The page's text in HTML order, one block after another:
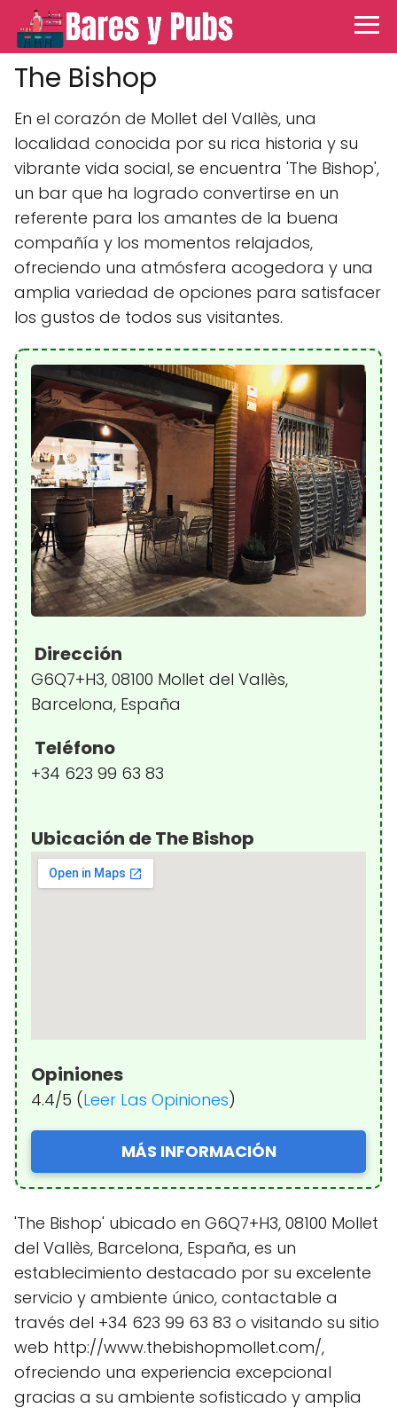
The Bishop
En el corazón de Mollet del Vallès, una
localidad conocida por su rica historia y su
vibrante vida social, se encuentra 'The Bishop',
un bar que ha logrado convertirse en un
referente para los amantes de la buena
compañía y los momentos relajados,
ofreciendo una atmósfera acogedora y una
amplia variedad de opciones para satisfacer
los gustos de todos sus visitantes.
Dirección
G6Q7+H3, 08100 Mollet del Vallès,
Barcelona, España
Teléfono
+34 623 99 63 83
Ubicación de The Bishop
Opiniones
4.4/5 (Leer Las Opiniones)
MÁS INFORMACIÓN
'The Bishop' ubicado en G6Q7+H3, 08100 Mollet
del Vallès, Barcelona, España, es un
establecimiento destacado por su excelente
servicio y ambiente único, contactable a
través del +34 623 99 63 83 o visitando su sitio
web http://www.thebishopmollet.com/,
ofreciendo una experiencia excepcional
gracias a su ambiente sofisticado y amplia